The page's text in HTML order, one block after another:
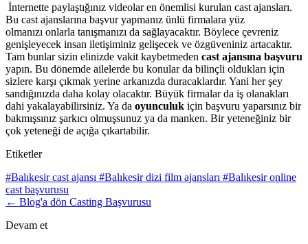
İnternette paylaştığınız videolar en önemlisi kurulan cast ajansları.
Bu cast ajanslarına başvur yapmanız ünlü firmalara yüz
olmanızı onlarla tanışmanızı da sağlayacaktır. Böylece çevreniz
genişleyecek insan iletişiminiz gelişecek ve özgüveniniz artacaktır.
Tam bunlar sizin elinizde vakit kaybetmeden cast ajansına başvuru
yapın. Bu dönemde ailelerde bu konular da bilinçli oldukları için
sizlere karşı çıkmak yerine arkanızda duracaklardır. Yani her şey
sandığınızda daha kolay olacaktır. Büyük firmalar da iş olanakları
dahi yakalayabilirsiniz. Ya da oyunculuk için başvuru yaparsınız bir
bakmışsınız şarkıcı olmuşsunuz ya da manken. Bir yeteneğiniz bir
çok yeteneği de açığa çıkartabilir.
Etiketler
#Balıkesir cast ajansı #Balıkesir dizi film ajansları #Balıkesir online
cast başvurusu
← Blog'a dön Casting Başvurusu
Devam et